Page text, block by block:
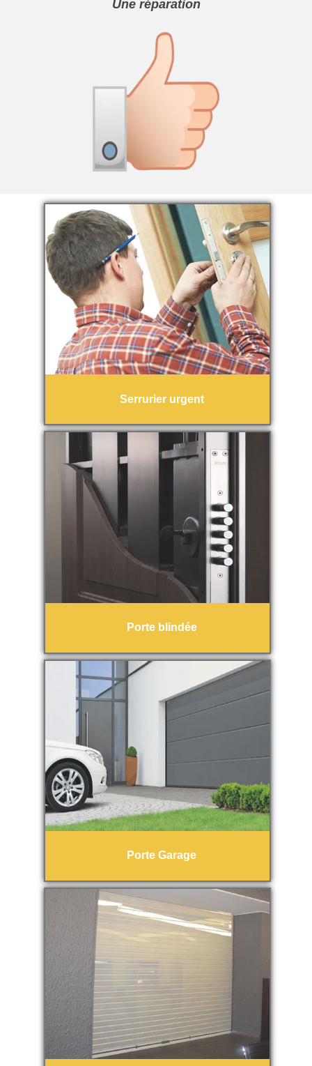
Une réparation
Serrurier urgent
Porte blindée
Porte Garage